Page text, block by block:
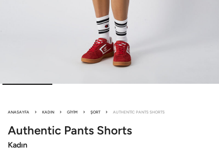
ANASAYFA KADIN GIYIM ŞORT AUTHENTIC PANTS SHORTS
Authentic Pants Shorts
Kadın